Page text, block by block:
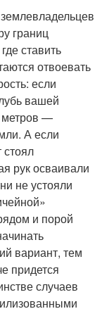
границ
ставить
отвоевать
если
вашей
метров —
А если
стоял
рук осваивали
не устояли
и порой
вариант, тем
придется
случаев